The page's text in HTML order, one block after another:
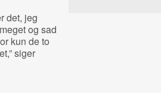
det, jeg
og sad
kun de to
siger